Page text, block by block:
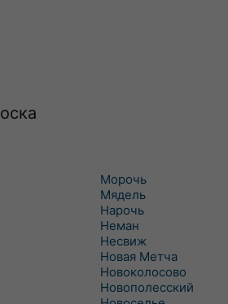
Морочь
Мядель
Нарочь
Неман
Несвиж
Новая Метча
Новоколосово
Новополесский